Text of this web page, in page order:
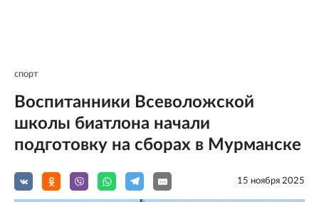
спорт
Воспитанники Всеволожской
школы биатлона начали
подготовку на сборах в Мурманске
15 ноября 2025